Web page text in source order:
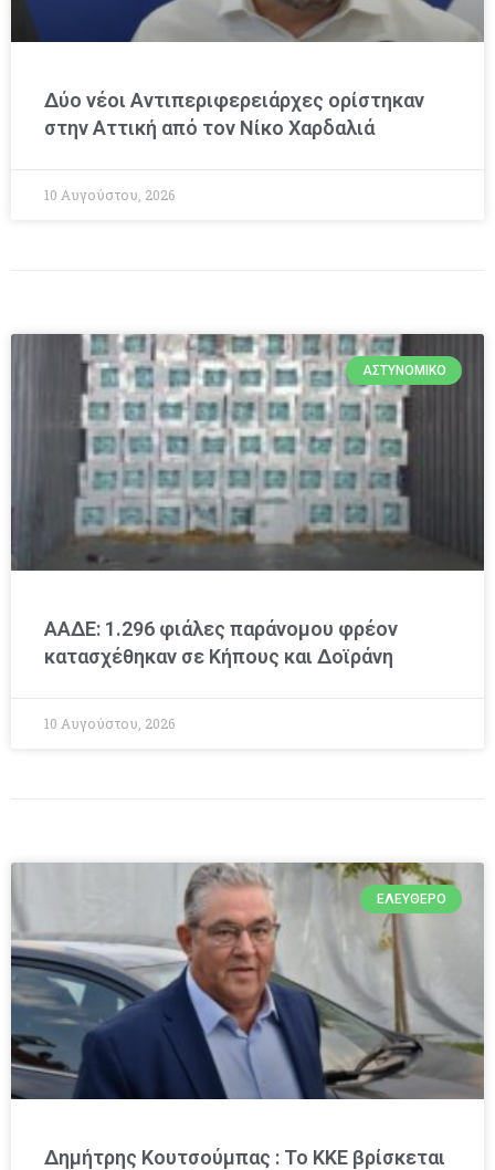
Δύο νέοι Αντιπεριφερειάρχες ορίστηκαν
στην Αττική από τον Νίκο Χαρδαλιά
10 Αυγούστου, 2026
ΑΣΤΥΝΟΜΙΚΌ
ΑΑΔΕ: 1.296 φιάλες παράνομου φρέον
κατασχέθηκαν σε Κήπους και Δοϊράνη
10 Αυγούστου, 2026
ΕΛΕΎΘΕΡΟ
Δημήτρης Κουτσούμπας : Το ΚΚΕ βρίσκεται